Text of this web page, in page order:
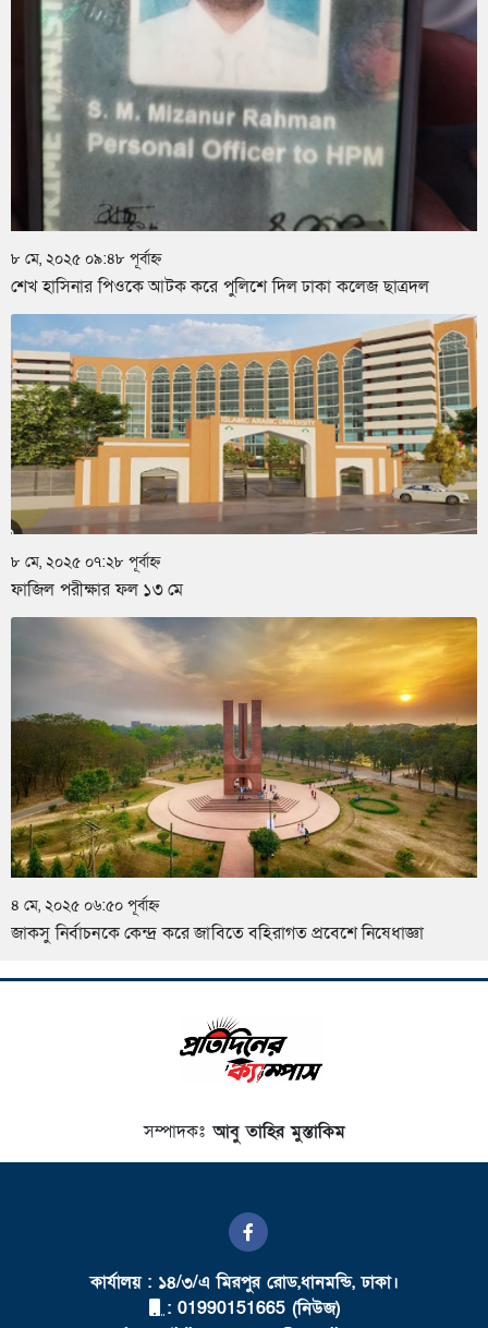
৮ মে, ২০২৫ ০৯:৪৮ পূর্বাহ্ন
শেখ হাসিনার পিওকে আটক করে পুলিশে দিল ঢাকা কলেজ ছাত্রদল
৮ মে, ২০২৫ ০৭:২৮ পূর্বাহ্ন
ফাজিল পরীক্ষার ফল ১৩ মে
৪ মে, ২০২৫ ০৬:৫০ পূর্বাহ্ন
জাকসু নির্বাচনকে কেন্দ্র করে জাবিতে বহিরাগত প্রবেশে নিষেধাজ্ঞা
সম্পাদকঃআবু তাহির মুস্তাকিম
কার্যালয় : ১৪/৩/এ মিরপুর রোড,ধানমন্ডি, ঢাকা।
: 01990151665 (নিউজ)